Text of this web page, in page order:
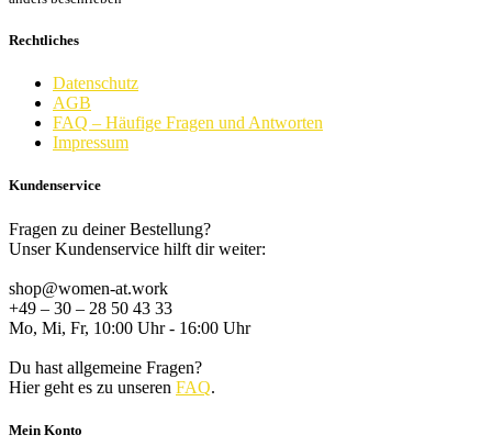
Rechtliches
Datenschutz
AGB
FAQ – Häufige Fragen und Antworten
Impressum
Kundenservice
Fragen zu deiner Bestellung?
Unser Kundenservice hilft dir weiter:
shop@women-at.work
+49 – 30 – 28 50 43 33
Mo, Mi, Fr, 10:00 Uhr - 16:00 Uhr
Du hast allgemeine Fragen?
Hier geht es zu unseren FAQ.
Mein Konto